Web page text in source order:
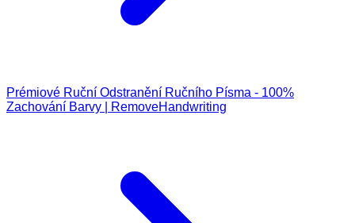
Prémiové Ruční Odstranění Ručního Písma - 100%
Zachování Barvy | RemoveHandwriting